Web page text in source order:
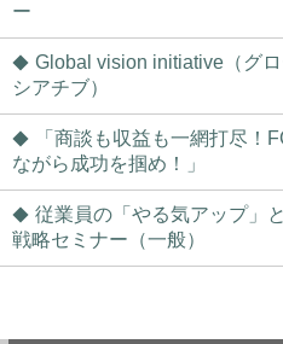
ー
Global vision initiative（グ
シアチブ）
「商談も収益も一網打尽！
ながら成功を掴め！」
従業員の「やる気アップ」
戦略セミナー（一般）